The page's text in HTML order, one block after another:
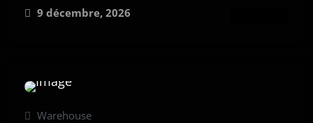
9 décembre, 2026
Warehouse